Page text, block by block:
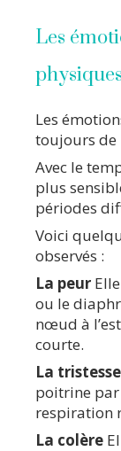
Les
physiques
Les
toujours de
Avec le
plus
périodes
Voici
observés :
La peur
ou le
nœud à
courte.
La tristesse
poitrine
respiration
La colère